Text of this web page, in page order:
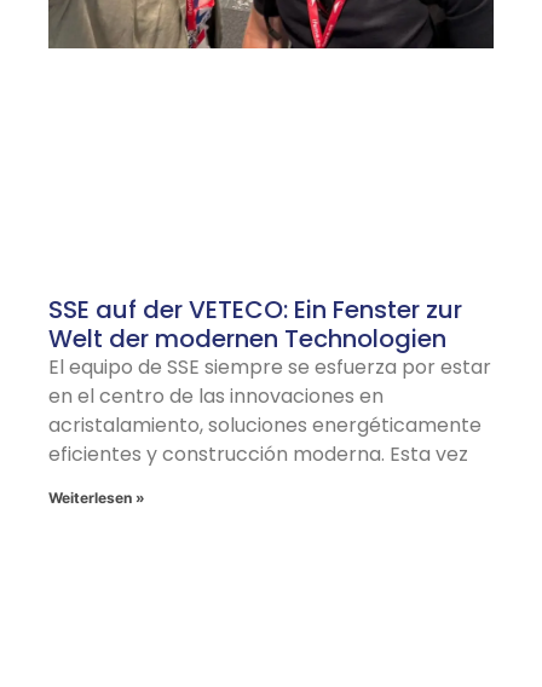
SSE auf der VETECO: Ein Fenster zur
Welt der modernen Technologien
El equipo de SSE siempre se esfuerza por estar
en el centro de las innovaciones en
acristalamiento, soluciones energéticamente
eficientes y construcción moderna. Esta vez
Weiterlesen »